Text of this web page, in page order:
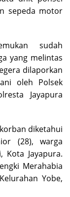
sepeda motor
sudah
yang melintas
dilaporkan
oleh Polsek
Jayapura
diketahui
(28), warga
Kota Jayapura.
Merahabia
Yobe,